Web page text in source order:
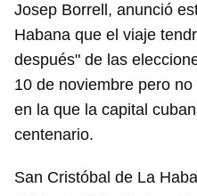
Josep Borrell, anunció
Habana que el viaje
después" de las
10 de noviembre pero
en la que la capital
centenario.
San Cristóbal de La